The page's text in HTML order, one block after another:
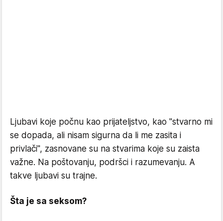
Ljubavi koje počnu kao prijateljstvo, kao "stvarno mi
se dopada, ali nisam sigurna da li me zasita i
privlači", zasnovane su na stvarima koje su zaista
važne. Na poštovanju, podršci i razumevanju. A
takve ljubavi su trajne.
Šta je sa seksom?